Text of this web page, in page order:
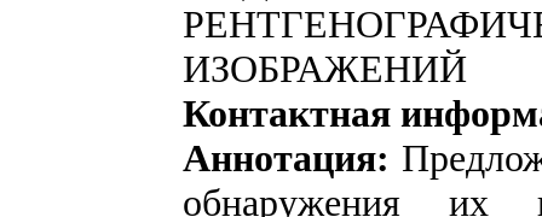
ИЗОБРАЖЕНИЙ
Контактная
Аннотация:
обнаружения их